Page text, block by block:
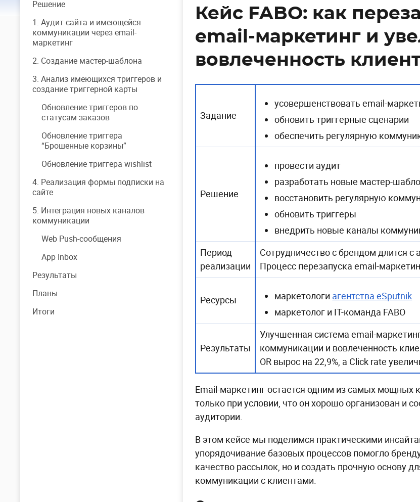
Решение
1. Аудит сайта и имеющейся
коммуникации через email-
маркетинг
2. Создание мастер-шаблона
3. Анализ имеющихся триггеров и
создание триггерной карты
Обновление триггеров по
статусам заказов
Обновление триггера
“Брошенные корзины”
Обновление триггера wishlist
4. Реализация формы подписки на
сайте
5. Интеграция новых каналов
коммуникации
Web Push-сообщения
App Inbox
Результаты
Планы
Итоги
Кейс FABO: как
email-маркетинг и
вовлеченность
Задание
усовершенствовать email-
обновить триггерные сценарии
обеспечить регулярную
Решение
провести аудит
разработать новые мастер-
восстановить регулярную
обновить триггеры
внедрить новые каналы
Период
реализации
Сотрудничество с брендом длится с
Процесс перезапуска email-
Ресурсы маркетологи агентства eSputnik
маркетолог и IT-команда FABO
Результаты
Улучшенная система email-
коммуникации и вовлеченность
OR вырос на 22,9%, а Click rate
Email-маркетинг остается одним из самых мощных
только при условии, что он хорошо организован и
аудитории.
В этом кейсе мы поделимся практическими
упорядочивание базовых процессов помогло
качество рассылок, но и создать прочную основу
коммуникации с клиентами.